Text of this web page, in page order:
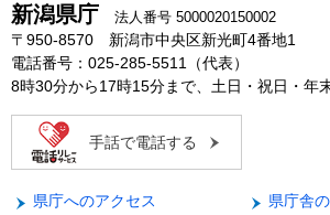
新潟県庁 法人番号 5000020150002
〒950-8570 新潟市中央区新光町4番地1
電話番号：025-285-5511（代表）
8時30分から17時15分まで、土日・祝日・年
手話で電話する
県庁へのアクセス 県庁舎